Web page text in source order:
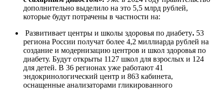
дополнительно выделило на это 5,5 млрд рублей,
которые будут потрачены в частности на:
Развитивает центры и школы здоровья по диабету. 53
региона России получат более 4,2 миллиарда рублей на
создание и модернизацию центров и школ здоровья по
диабету. Будут открыты 1127 школ для взрослых и 124
для детей. В 36 регионах уже работают 41
эндокринологический центр и 863 кабинета,
оснащенные анализаторами гликированного